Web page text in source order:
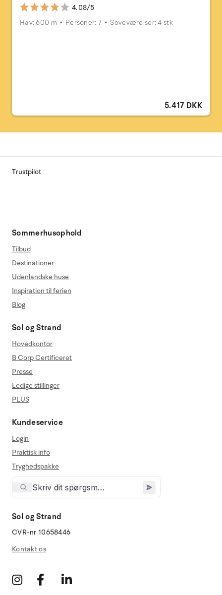
4.08/5
Hav: 600 m
Personer: 7 Soveværelser: 4 stk
5.417 DKK
Trustpilot
Sommerhusophold
Tilbud
Destinationer
Udenlandske huse
Inspiration til ferien
Blog
Sol og Strand
Hovedkontor
B Corp Certificeret
Presse
Ledige stillinger
PLUS
Kundeservice
Login
Praktisk info
Tryghedspakke
Sol og Strand
CVR-nr 10658446
Kontakt os